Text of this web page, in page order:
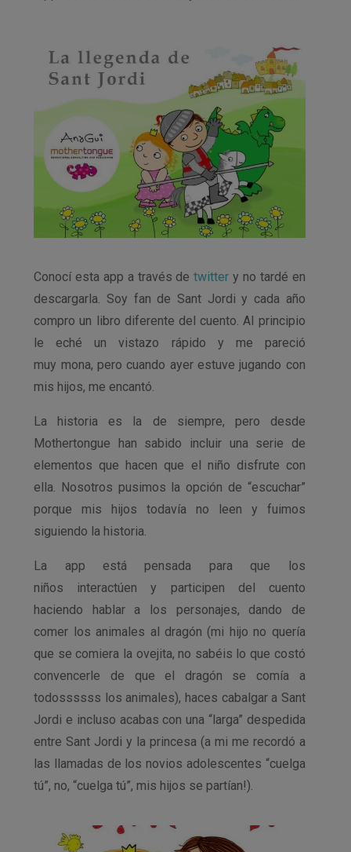
Conocí esta app a través detwitter y no tardé en
descargarla. Soy fan de Sant Jordi y cada año
compro un libro diferente del cuento. Al principio
le eché un vistazo rápido y me pareció
muy mona, pero cuando ayer estuve jugando con
mis hijos, me encantó.
La historia es la de siempre, pero desde
Mothertongue han sabido incluir una serie de
elementos que hacen que el niño disfrute con
ella. Nosotros pusimos la opción de “escuchar”
porque mis hijos todavía no leen y fuimos
siguiendo la historia.
La app está pensada para que los
niños interactúen y participen del cuento
haciendo hablar a los personajes, dando de
comer los animales al dragón (mi hijo no quería
que se comiera la ovejita, no sabéis lo que costó
convencerle de que el dragón se comía a
todossssss los animales), haces cabalgar a Sant
Jordi e incluso acabas con una “larga” despedida
entre Sant Jordi y la princesa (a mi me recordó a
las llamadas de los novios adolescentes “cuelga
tú”, no, “cuelga tú”, mis hijos se partían!).